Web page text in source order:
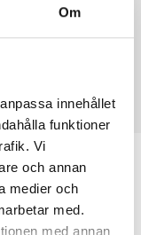
Om
innehållet
funktioner
Vi
och annan
medier och
med.
med annan
om det däck